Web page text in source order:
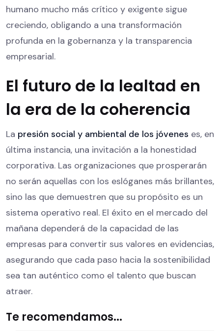
humano mucho más crítico y exigente sigue
creciendo, obligando a una transformación
profunda en la gobernanza y la transparencia
empresarial.
El futuro de la lealtad en
la era de la coherencia
La presión social y ambiental de los jóvenes es, en
última instancia, una invitación a la honestidad
corporativa. Las organizaciones que prosperarán
no serán aquellas con los eslóganes más brillantes,
sino las que demuestren que su propósito es un
sistema operativo real. El éxito en el mercado del
mañana dependerá de la capacidad de las
empresas para convertir sus valores en evidencias,
asegurando que cada paso hacia la sostenibilidad
sea tan auténtico como el talento que buscan
atraer.
Te recomendamos...